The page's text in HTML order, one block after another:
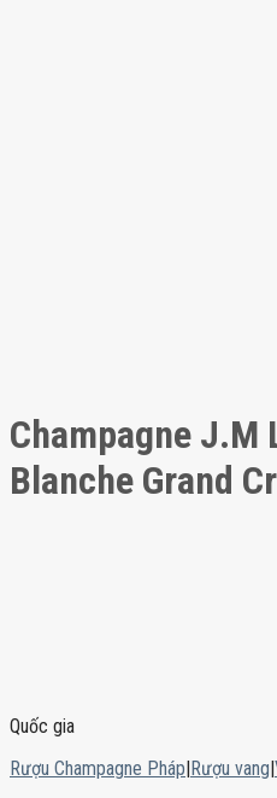
Champagne J.M
Blanche Grand
Quốc gia
Rượu Champagne Pháp|Rượu vang|